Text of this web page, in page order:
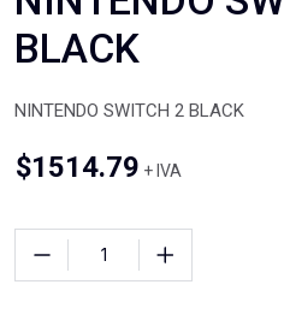
BLACK
NINTENDO SWITCH 2 BLACK
$1514.79 + IVA